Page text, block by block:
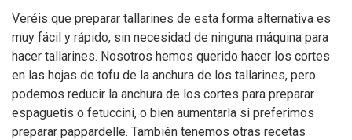
Veréis que preparar tallarines de esta forma alternativa es
muy fácil y rápido, sin necesidad de ninguna máquina para
hacer tallarines. Nosotros hemos querido hacer los cortes
en las hojas de tofu de la anchura de los tallarines, pero
podemos reducir la anchura de los cortes para preparar
espaguetis o fetuccini, o bien aumentarla si preferimos
preparar pappardelle. También tenemos otras recetas